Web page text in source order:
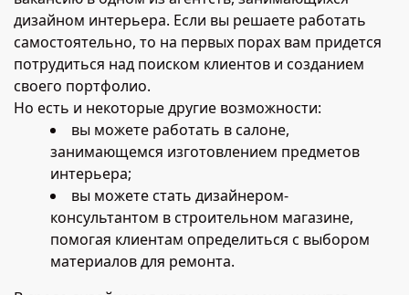
дизайном интерьера. Если вы решаете работать
самостоятельно, то на первых порах вам придется
потрудиться над поиском клиентов и созданием
своего портфолио.
Но есть и некоторые другие возможности:
вы можете работать в салоне,
занимающемся изготовлением предметов
интерьера;
вы можете стать дизайнером-
консультантом в строительном магазине,
помогая клиентам определиться с выбором
материалов для ремонта.